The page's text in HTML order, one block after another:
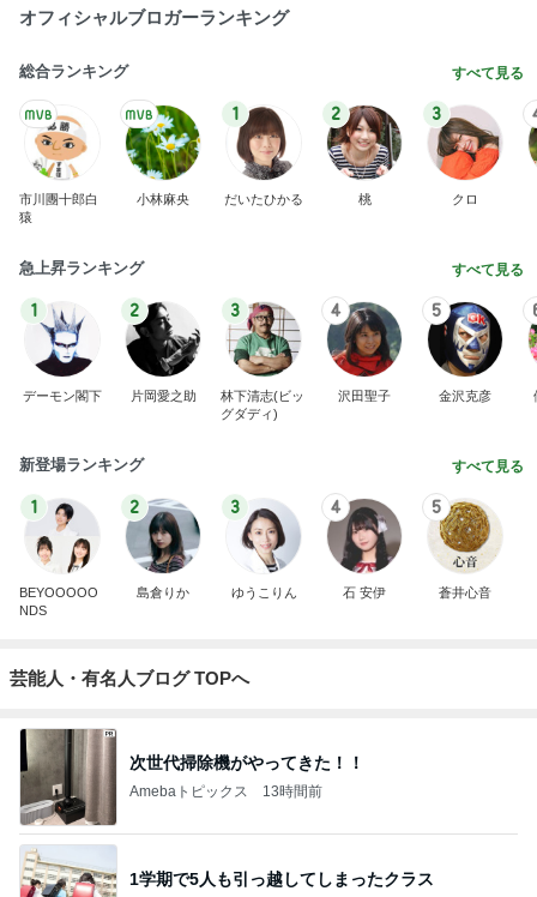
オフィシャルブロガーランキング
総合ランキング すべて見る
市川團十郎白
猿
小林麻央
1
だいたひかる
2
桃
3
クロ
急上昇ランキング すべて見る
1
デーモン閣下
2
片岡愛之助
3
林下清志(ビッ
グダディ)
4
沢田聖子
5
金沢克彦
新登場ランキング すべて見る
1
BEYOOOOO
NDS
2
島倉りか
3
ゆうこりん
4
石 安伊
5
蒼井心音
芸能人・有名人ブログ TOPへ
次世代掃除機がやってきた！！
Amebaトピックス 13時間前
1学期で5人も引っ越してしまったクラス